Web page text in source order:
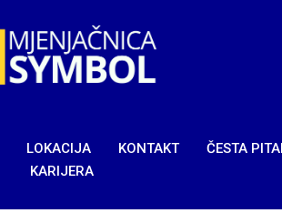
LOKACIJA KONTAKT
ČESTA
KARIJERA